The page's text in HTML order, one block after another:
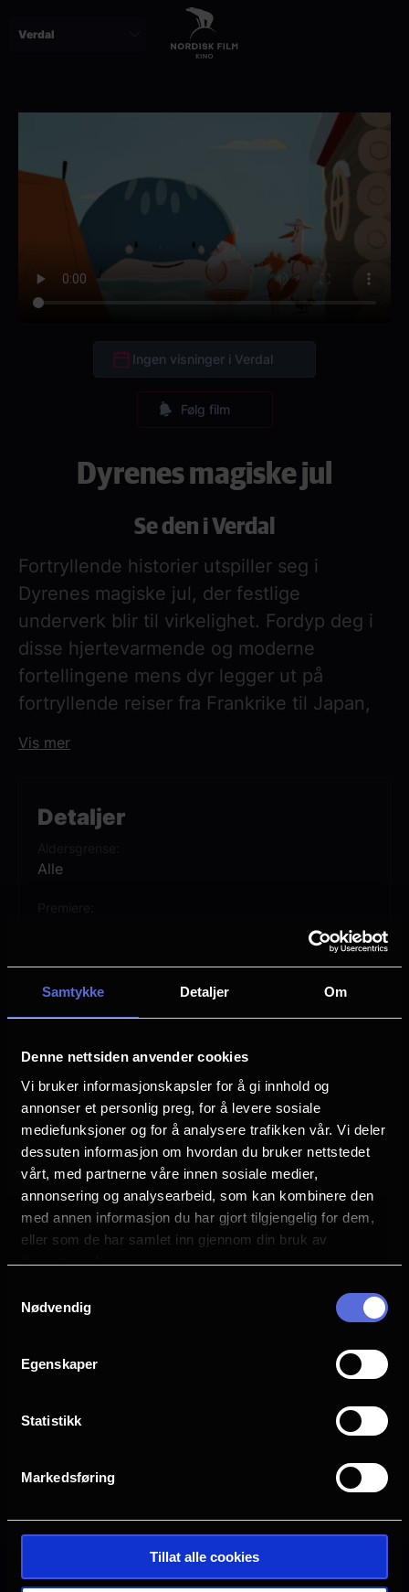
Samtykke Detaljer Om
Denne nettsiden anvender cookies
Vi bruker informasjonskapsler for å gi innhold og
annonser et personlig preg, for å levere sosiale
mediefunksjoner og for å analysere trafikken vår. Vi deler
dessuten informasjon om hvordan du bruker nettstedet
vårt, med partnerne våre innen sosiale medier,
annonsering og analysearbeid, som kan kombinere den
med annen informasjon du har gjort tilgjengelig for dem,
eller som de har samlet inn gjennom din bruk av
tjenestene deres.
Nødvendig
Egenskaper
Statistikk
Markedsføring
Tillat alle cookies
Detaljer
Alle
Lengde
1 time 12 min
Sjanger
Unknown
Distributør
Storytelling Media
Se mer
Ingen visninger i Verdal
Følg film
Dyrenes magiske jul
Se den i Verdal
Fortryllende historier utspiller seg i
Dyrenes magiske jul, der festlige
underverk blir til virkelighet. Fordyp deg i
disse hjertevarmende og moderne
fortellingene mens dyr legger ut på
fortryllende reiser fra Frankrike til Japan,
og vinterens skjønnhet. La poesien fange
julemagien ikke kjenner noen grenser.
Vis mer